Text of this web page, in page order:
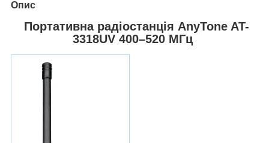
Опис
Портативна радіостанція AnyTone AT-
3318UV 400–520 МГц